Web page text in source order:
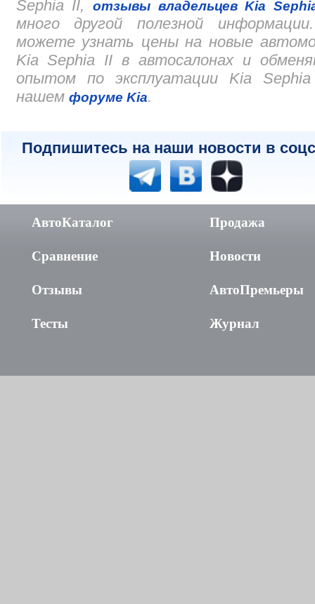
Sephia II, отзывы владельцев Kia
много другой полезной
можете узнать цены на новые
Kia Sephia II в автосалонах и
опытом по эксплуатации Kia
нашем форуме Kia.
Подпишитесь на наши новости в
АвтоКаталог
Сравнение
Отзывы
Тесты
Продажа
Новости
АвтоПремьеры
Журнал